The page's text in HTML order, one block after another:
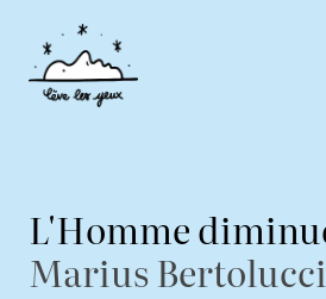
L'Homme
Marius Bertolucci